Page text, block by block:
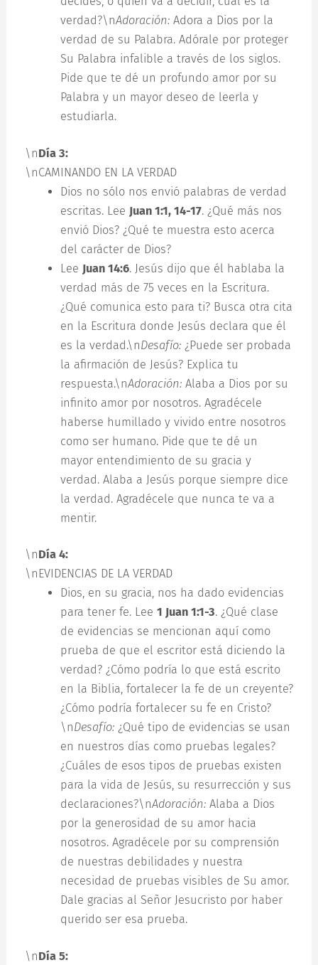
verdad?\nAdoración:Adora a Dios por la
verdad de su Palabra. Adórale por proteger
Su Palabra infalible a través de los siglos.
Pide que te dé un profundo amor por su
Palabra y un mayor deseo de leerla y
estudiarla.
\nDía 3:
\nCAMINANDO EN LA VERDAD
Dios no sólo nos envió palabras de verdad
escritas. Lee Juan 1:1, 14-17. ¿Qué más nos
envió Dios? ¿Qué te muestra esto acerca
del carácter de Dios?
Lee Juan 14:6. Jesús dijo que él hablaba la
verdad más de 75 veces en la Escritura.
¿Qué comunica esto para ti? Busca otra cita
en la Escritura donde Jesús declara que él
es la verdad.\nDesafío:¿Puede ser probada
la afirmación de Jesús? Explica tu
respuesta.\nAdoración:Alaba a Dios por su
infinito amor por nosotros. Agradécele
haberse humillado y vivido entre nosotros
como ser humano. Pide que te dé un
mayor entendimiento de su gracia y
verdad. Alaba a Jesús porque siempre dice
la verdad. Agradécele que nunca te va a
mentir.
\nDía 4:
\nEVIDENCIAS DE LA VERDAD
Dios, en su gracia, nos ha dado evidencias
para tener fe. Lee 1 Juan 1:1-3. ¿Qué clase
de evidencias se mencionan aquí como
prueba de que el escritor está diciendo la
verdad? ¿Cómo podría lo que está escrito
en la Biblia, fortalecer la fe de un creyente?
¿Cómo podría fortalecer su fe en Cristo?
\nDesafío:¿Qué tipo de evidencias se usan
en nuestros días como pruebas legales?
¿Cuáles de esos tipos de pruebas existen
para la vida de Jesús, su resurrección y sus
declaraciones?\nAdoración:Alaba a Dios
por la generosidad de su amor hacia
nosotros. Agradécele por su comprensión
de nuestras debilidades y nuestra
necesidad de pruebas visibles de Su amor.
Dale gracias al Señor Jesucristo por haber
querido ser esa prueba.
\nDía 5: